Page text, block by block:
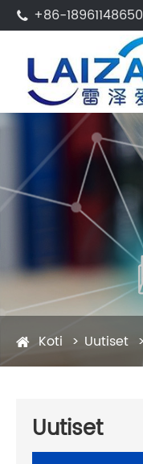
 +86-18961148650
Koti Uutiset
Uutiset